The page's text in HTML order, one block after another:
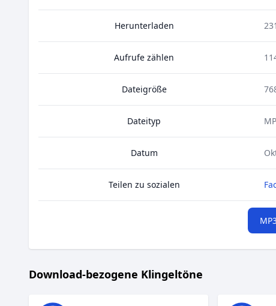
Herunterladen 231
Aufrufe zählen
Dateigröße
Dateityp
Datum
Teilen zu sozialen
Download-bezogene Klingeltöne